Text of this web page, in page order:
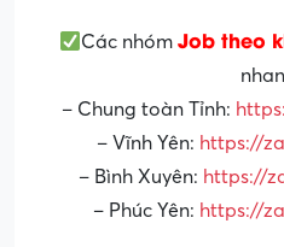
Các nhóm Job theo
– Chung toàn Tỉnh:
– Vĩnh Yên: https://
– Bình Xuyên: https://
– Phúc Yên: https://